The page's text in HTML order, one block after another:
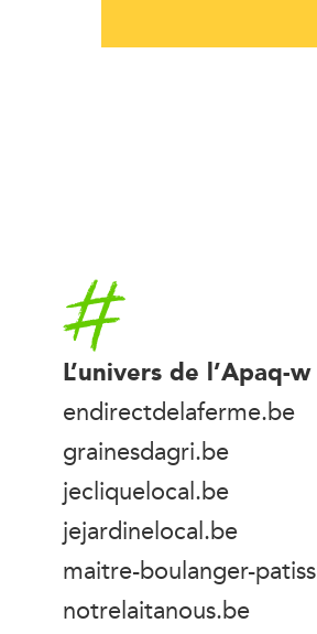
Accueil
L’univers de l’Apaq-w
endirectdelaferme.be
grainesdagri.be
jecliquelocal.be
jejardinelocal.be
maitre-boulanger-
notrelaitanous.be